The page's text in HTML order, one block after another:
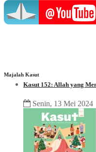
Majalah Kasut
Kasut 152: Allah yang
Senin, 13 Mei 2024